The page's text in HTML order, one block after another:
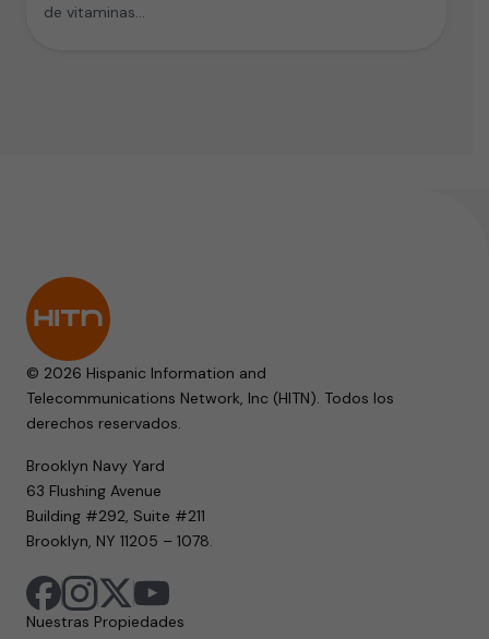
de vitaminas…
© 2026 Hispanic Information and
Telecommunications Network, Inc (HITN). Todos los
derechos reservados.
Brooklyn Navy Yard
63 Flushing Avenue
Building #292, Suite #211
Brooklyn, NY 11205 – 1078.
Nuestras Propiedades